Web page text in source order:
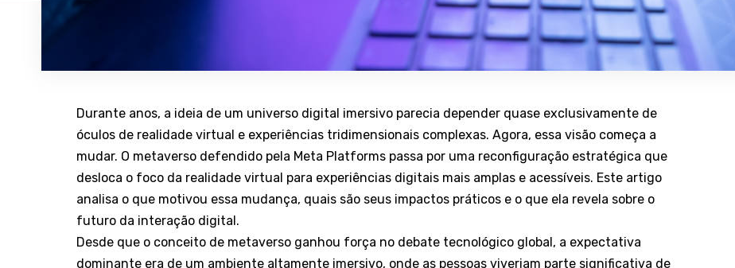
Durante anos, a ideia de um universo digital imersivo parecia depender quase exclusivamente de
óculos de realidade virtual e experiências tridimensionais complexas. Agora, essa visão começa a
mudar. O metaverso defendido pela Meta Platforms passa por uma reconfiguração estratégica que
desloca o foco da realidade virtual para experiências digitais mais amplas e acessíveis. Este artigo
analisa o que motivou essa mudança, quais são seus impactos práticos e o que ela revela sobre o
futuro da interação digital.
Desde que o conceito de metaverso ganhou força no debate tecnológico global, a expectativa
dominante era de um ambiente altamente imersivo, onde as pessoas viveriam parte significativa de